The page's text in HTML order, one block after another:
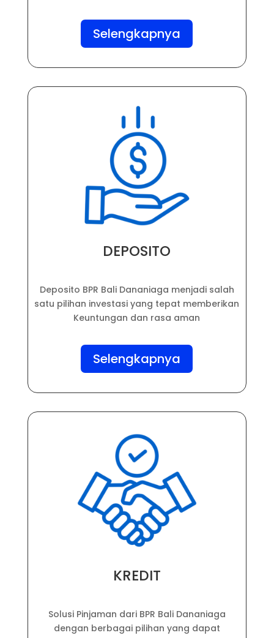
Selengkapnya
DEPOSITO
Deposito BPR Bali Dananiaga menjadi salah
satu pilihan investasi yang tepat memberikan
Keuntungan dan rasa aman
Selengkapnya
KREDIT
Solusi Pinjaman dari BPR Bali Dananiaga
dengan berbagai pilihan yang dapat